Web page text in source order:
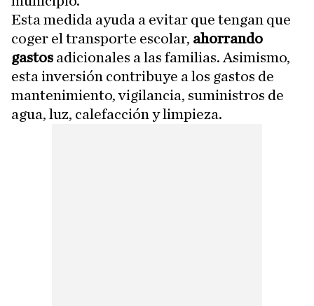
Esta medida ayuda a evitar que tengan que
coger el transporte escolar, ahorrando
gastos adicionales a las familias. Asimismo,
esta inversión contribuye a los gastos de
mantenimiento, vigilancia, suministros de
agua, luz, calefacción y limpieza.